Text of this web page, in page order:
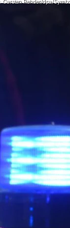
Carsten Rehder/dpa/